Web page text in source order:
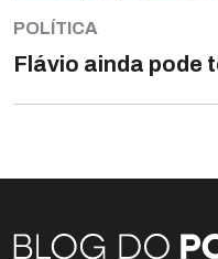
POLÍTICA
Flávio ainda pode